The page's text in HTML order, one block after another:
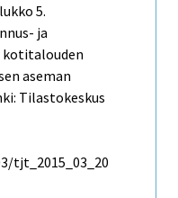
5.
ja
aseman
Tilastokeskus